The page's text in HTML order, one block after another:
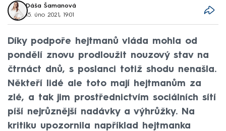
Dáša Šamanová
15. úno 2021, 19:01
Díky podpoře hejtmanů vláda mohla od
pondělí znovu prodloužit nouzový stav na
čtrnáct dnů, s poslanci totiž shodu nenašla.
Někteří lidé ale toto mají hejtmanům za
zlé, a tak jim prostřednictvím sociálních sítí
píší nejrůznější nadávky a výhrůžky. Na
kritiku upozornila například hejtmanka